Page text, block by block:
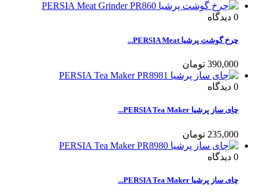
0 دیدگاه
چرخ گوشت پرشیا PERSIA Meat...
390,000 تومان
0 دیدگاه
چای ساز پرشیا PERSIA Tea Maker...
235,000 تومان
0 دیدگاه
چای ساز پرشیا PERSIA Tea Maker...